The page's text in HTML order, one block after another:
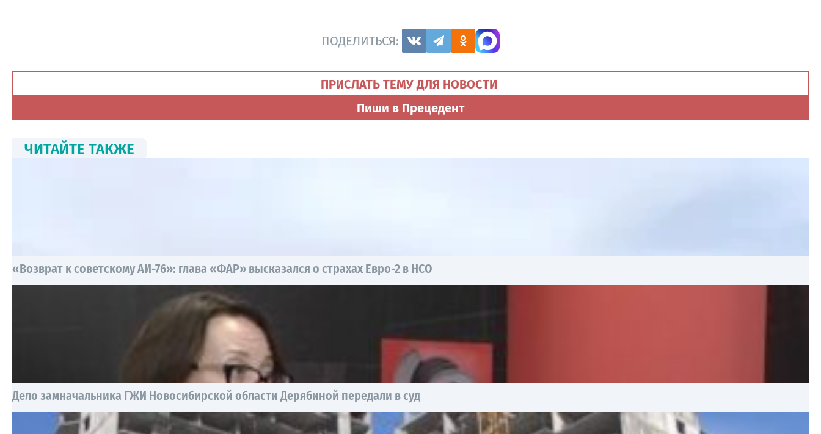
ПОДЕЛИТЬСЯ:
ПРИСЛАТЬ ТЕМУ ДЛЯ НОВОСТИ
Пиши в Прецедент
ЧИТАЙТЕ ТАКЖЕ
«Возврат к советскому АИ-76»: глава «ФАР» высказался о страхах Евро-2 в НСО
Дело замначальника ГЖИ Новосибирской области Дерябиной передали в суд